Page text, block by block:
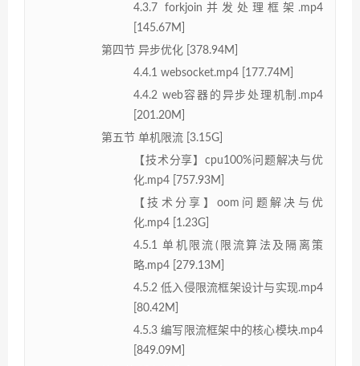
4.3.7 forkjoin并发处理框架.mp4
[145.67M]
第四节 异步优化 [378.94M]
4.4.1 websocket.mp4 [177.74M]
4.4.2 web容器的异步处理机制.mp4
[201.20M]
第五节 单机限流 [3.15G]
【技术分享】cpu100%问题解决与优
化.mp4 [757.93M]
【技术分享】oom问题解决与优
化.mp4 [1.23G]
4.5.1 单机限流(限流算法及隔离策
略.mp4 [279.13M]
4.5.2 低入侵限流框架设计与实现.mp4
[80.42M]
4.5.3 编写限流框架中的核心模块.mp4
[849.09M]